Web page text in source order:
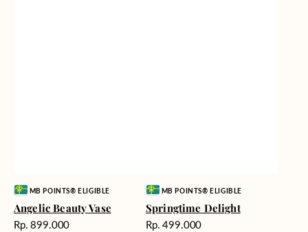
Vendor:MB POINTS® ELIGIBLE
Angelic Beauty Vase
Harga
Rp. 899.000
Vendor:MB POINTS® ELIGIBLE
Springtime Delight
Harga
Rp. 499.000